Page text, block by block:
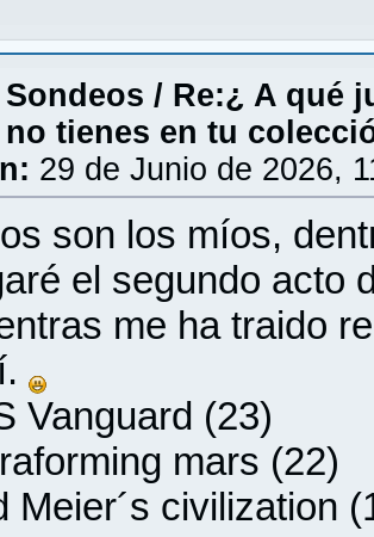
Sondeos / Re:¿ A qué
no tienes en tu
29 de Junio de 2026,
son los míos,
el segundo acto
me ha traido
Vanguard (23)
mars (22)
Meier´s civilization